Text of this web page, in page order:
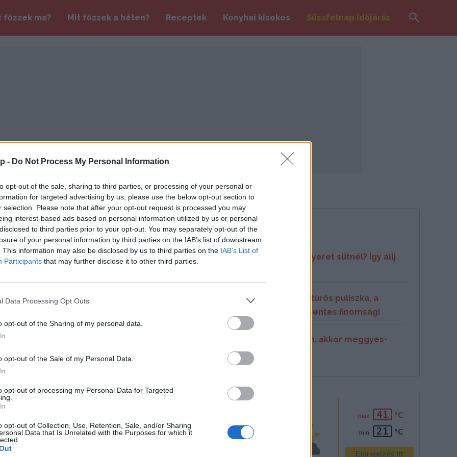
- Do Not Process My Personal Information
opt-out of the sale, sharing to third parties, or processing of your personal or
for targeted advertising by us, please use the below opt-out section to
selection. Please note that after your opt-out request is processed you may
interest-based ads based on personal information utilized by us or personal
to third parties prior to your opt-out. You may separately opt-out of the
of your personal information by third parties on the IAB’s list of downstream
This information may also be disclosed by us to third parties on the IAB’s List of
Participants that may further disclose it to other third parties.
Data Processing Opt Outs
opt-out of the Sharing of my personal data.
opt-out of the Sale of my Personal Data.
opt-out of processing my Personal Data for Targeted
opt-out of Collection, Use, Retention, Sale, and/or Sharing
Data that Is Unrelated with the Purposes for which it
főzzek ma? Mit főzzek a héten? Receptek Konyhai kisokos Süssfelnap időjárás Search
– ahogy épp a recept kívánja – simára keverjük, majd 1-2
az úgynevezett hőkiegyenlítés, amit sose feledjünk el,
keverjük, majd egy szűrön át egyszerre a kis lángon fövő
Házi kenyeret sütnél? Így állj
Kapros-túrós puliszka, a
gluténmentes finomság!
Ha muffin, akkor meggyes-
max. 41 °C
min. 21 °C
Előrejelzés itt